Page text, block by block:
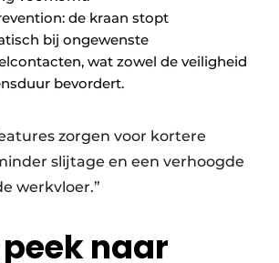
de kraan stopt
bij ongewenste
wat zowel de veiligheid
bevordert.
zorgen voor kortere
slijtage en een verhoogde
werkvloer.”
naar